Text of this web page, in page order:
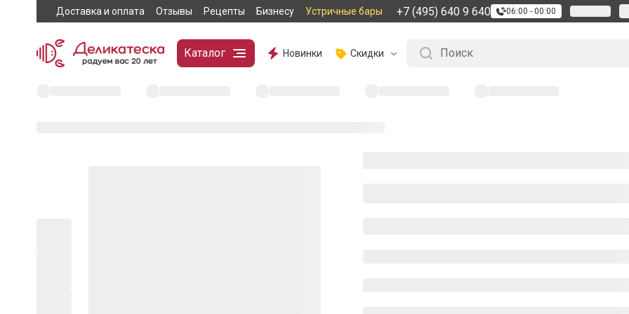
Доставка и оплата Отзывы Рецепты Бизнесу Устричные бары +7 (495) 640 9 640 06:00 - 00:00
Каталог Новинки Скидки